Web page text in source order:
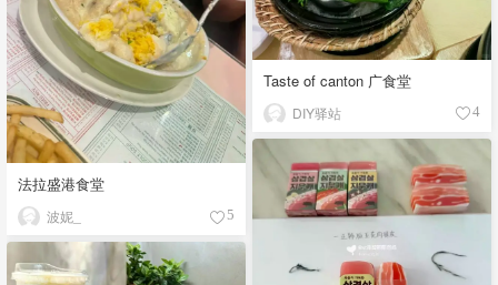
法拉盛港食堂
波妮_ 5
Taste of canton 广食堂
DIY驿站 4